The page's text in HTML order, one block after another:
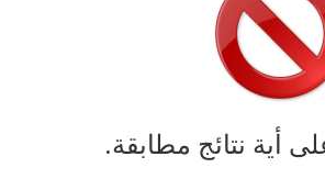
أية نتائج مطابقة.